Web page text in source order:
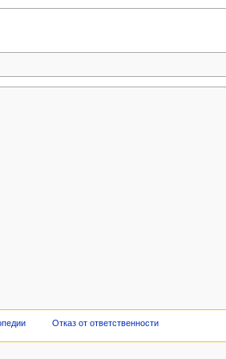
Отказ от ответственности